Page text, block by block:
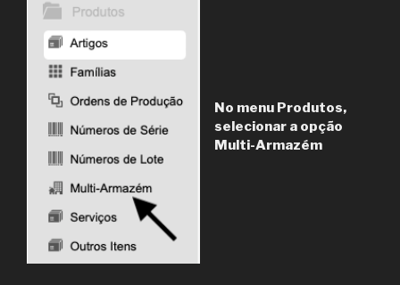
No menu Produtos,
selecionar a opção
Multi-Armazém